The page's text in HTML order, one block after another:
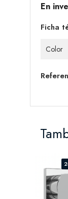
En
Ficha
Color